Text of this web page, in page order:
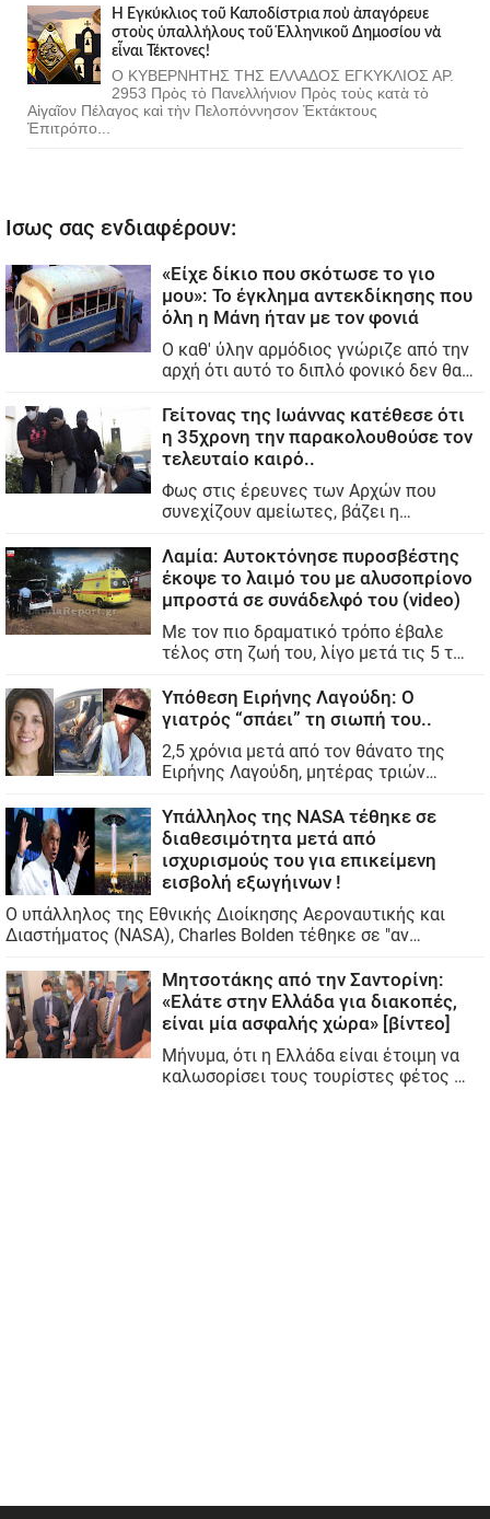
Ἡ Ἐγκύκλιος τοῦ Καποδίστρια ποὺ ἀπαγόρευε
στοὺς ὑπαλλήλους τοῦ Ἑλληνικοῦ Δημοσίου νὰ
εἶναι Τέκτονες!
Ο ΚΥΒΕΡΝΗΤΗΣ ΤΗΣ ΕΛΛΑΔΟΣ ΕΓΚΥΚΛΙΟΣ ΑΡ.
2953 Πρὸς τὸ Πανελλήνιον Πρὸς τοὺς κατὰ τὸ
Αἰγαῖον Πέλαγος καὶ τὴν Πελοπόννησον Ἐκτάκτους
Ἐπιτρόπο...